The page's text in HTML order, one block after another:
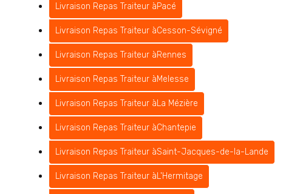
Livraison Repas Traiteur àPacé
Livraison Repas Traiteur àCesson-Sévigné
Livraison Repas Traiteur àRennes
Livraison Repas Traiteur àMelesse
Livraison Repas Traiteur àLa Mézière
Livraison Repas Traiteur àChantepie
Livraison Repas Traiteur àSaint-Jacques-de-la-Lande
Livraison Repas Traiteur àL'Hermitage